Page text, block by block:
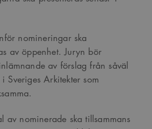
nomineringar ska
av öppenhet. Juryn bör
av förslag från såväl
Sveriges Arkitekter som
av nominerade ska tillsammans